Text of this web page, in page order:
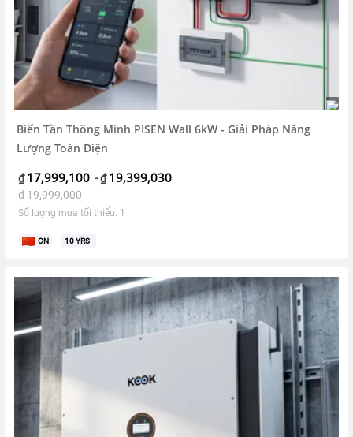
Biến Tần Thông Minh PISEN Wall 6kW - Giải Pháp Năng
Lượng Toàn Diện
₫ 17,999,100 -₫ 19,399,030
₫19,999,000
Số lượng mua tối thiểu: 1
CN 10YRS